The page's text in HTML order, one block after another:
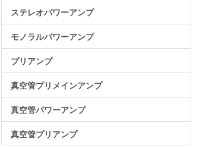
ステレオパワーアンプ
モノラルパワーアンプ
プリアンプ
真空管プリメインアンプ
真空管パワーアンプ
真空管プリアンプ